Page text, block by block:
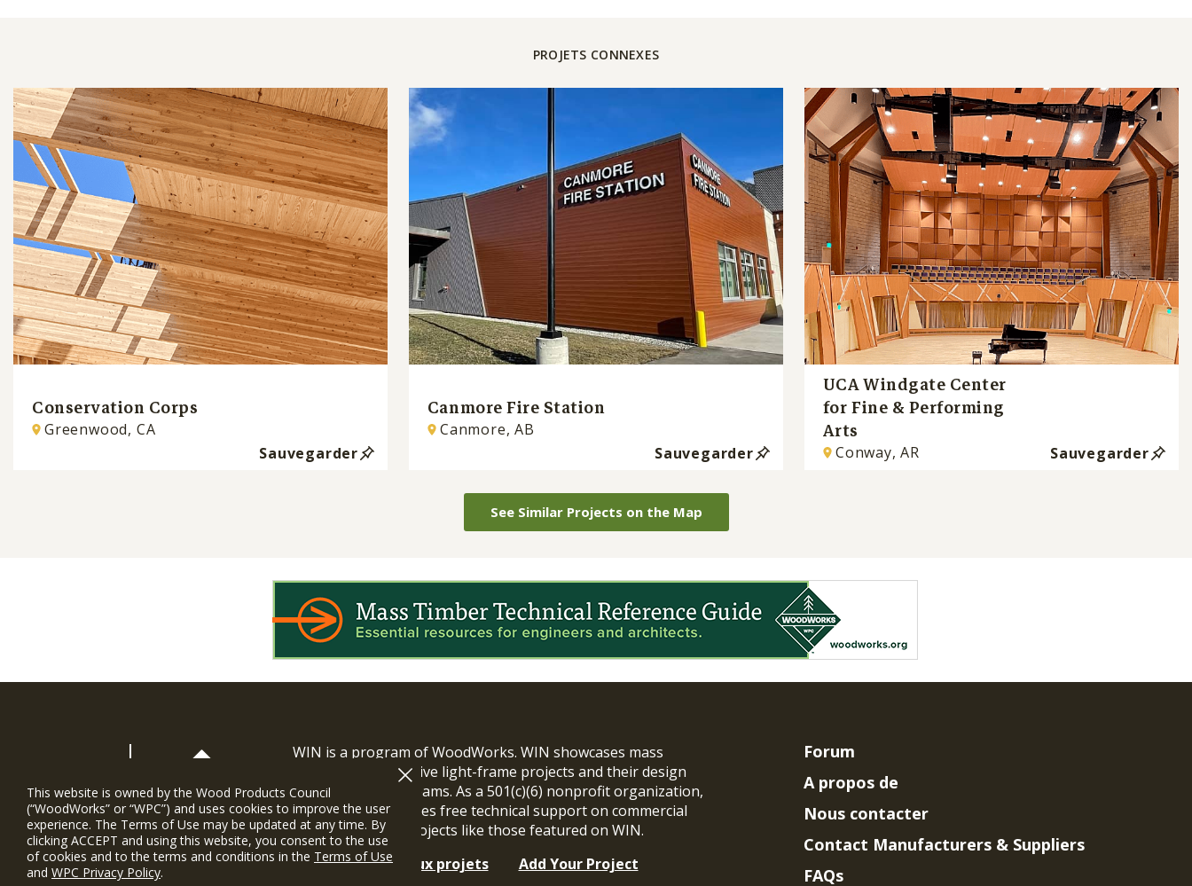
PROJETS CONNEXES
Conservation Corps
Greenwood, CA
Sauvegarder
Canmore Fire Station
Canmore, AB
Sauvegarder
UCA Windgate Center
for Fine & Performing
Arts
Conway, AR Sauvegarder
See Similar Projects on the Map
WIN is a program of WoodWorks. WIN showcases mass
timber and innovative light-frame projects and their design
and construction teams. As a 501(c)(6) nonprofit organization,
WoodWorks provides free technical support on commercial
and multi-family projects like those featured on WIN.
Soutien gratuit aux projets
Add Your Project
Forum
A propos de
Nous contacter
Contact Manufacturers & Suppliers
FAQs
This website is owned by the Wood Products Council
(“WoodWorks” or “WPC”) and uses cookies to improve the user
experience. The Terms of Use may be updated at any time. By
clicking ACCEPT and using this website, you consent to the use
of cookies and to the terms and conditions in the Terms of Use
and WPC Privacy Policy.